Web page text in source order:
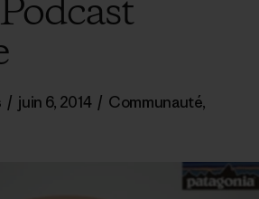
/ juin 6, 2014 / Communauté,